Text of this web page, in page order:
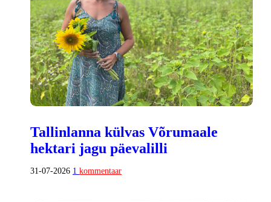
Tallinlanna külvas Võrumaale
hektari jagu päevalilli
31-07-2026 1 kommentaar